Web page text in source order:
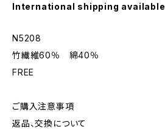
International shipping available
N5208
竹繊維60％ 綿40％
FREE
ご購入注意事項
返品、交換について